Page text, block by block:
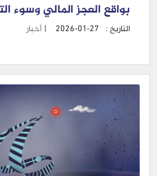
بواقع العجز المالي وسوء
التاريخ : 2026-01-27
| أخبار